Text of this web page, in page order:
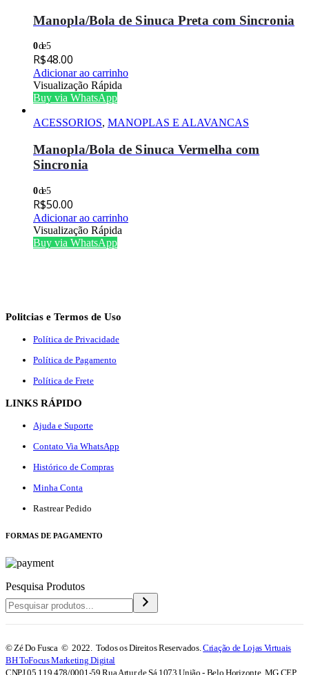
Manopla/Bola de Sinuca Preta com Sincronia
0de 5
R$48.00
Adicionar ao carrinho
Visualização Rápida
Buy via WhatsApp
ACESSORIOS, MANOPLAS E ALAVANCAS
Manopla/Bola de Sinuca Vermelha com
Sincronia
0de 5
R$50.00
Adicionar ao carrinho
Visualização Rápida
Buy via WhatsApp
Politcias e Termos de Uso
Política de Privacidade
Política de Pagamento
Política de Frete
LINKS RÁPIDO
Ajuda e Suporte
Contato Via WhatsApp
Histórico de Compras
Minha Conta
Rastrear Pedido
FORMAS DE PAGAMENTO
Pesquisa Produtos
© Zé Do Fusca © 2022. Todos os Direitos Reservados.Criação de Lojas Virtuais
BH ToFocus Marketing Digital
CNPJ 05.119.478/0001-59 Rua Artur de Sá 1073 União - Belo Horizonte, MG CEP